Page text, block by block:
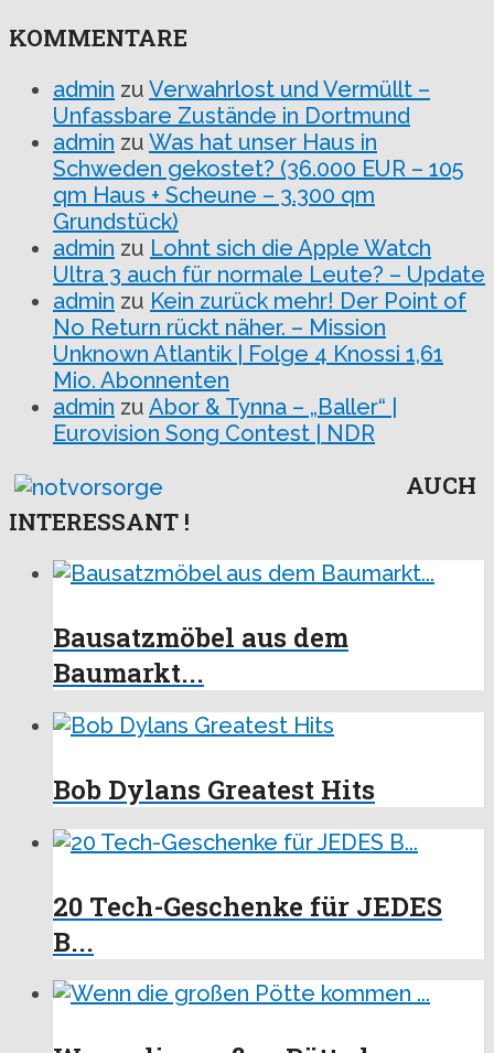
KOMMENTARE
admin zu Verwahrlost und Vermüllt –
Unfassbare Zustände in Dortmund
admin zu Was hat unser Haus in
Schweden gekostet? (36.000 EUR – 105
qm Haus + Scheune – 3.300 qm
Grundstück)
admin zu Lohnt sich die Apple Watch
Ultra 3 auch für normale Leute? – Update
admin zu Kein zurück mehr! Der Point of
No Return rückt näher. – Mission
Unknown Atlantik | Folge 4 Knossi 1,61
Mio. Abonnenten
admin zu Abor & Tynna – „Baller“ |
Eurovision Song Contest | NDR
AUCH
INTERESSANT !
Bausatzmöbel aus dem
Baumarkt...
Bob Dylans Greatest Hits
20 Tech-Geschenke für JEDES
B...